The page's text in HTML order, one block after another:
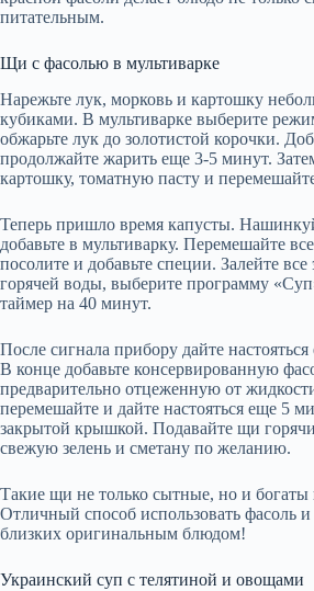
питательным.
Щи с фасолью в мультиварке
Нарежьте лук, морковь и картошку
кубиками. В мультиварке выберите
обжарьте лук до золотистой корочки.
продолжайте жарить еще 3-5 минут.
картошку, томатную пасту и
Теперь пришло время капусты.
добавьте в мультиварку. Перемешайте
посолите и добавьте специи. Залейте
горячей воды, выберите программу
таймер на 40 минут.
После сигнала прибору дайте
В конце добавьте консервированную
предварительно отцеженную от
перемешайте и дайте настояться еще 5
закрытой крышкой. Подавайте щи
свежую зелень и сметану по желанию.
Такие щи не только сытные, но и
Отличный способ использовать фасоль и
близких оригинальным блюдом!
Украинский суп с телятиной и овощами